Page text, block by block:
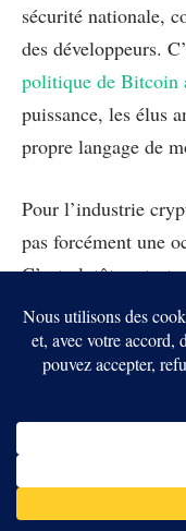
sécurité nationale,
des développeurs.
politique de Bitcoin
puissance, les élus
propre langage de
Pour l’industrie
pas forcément une
C’est plutôt un test
crypto un danger
présenter comme
mais pas à
Même si Sherman
montre que la
campagnes